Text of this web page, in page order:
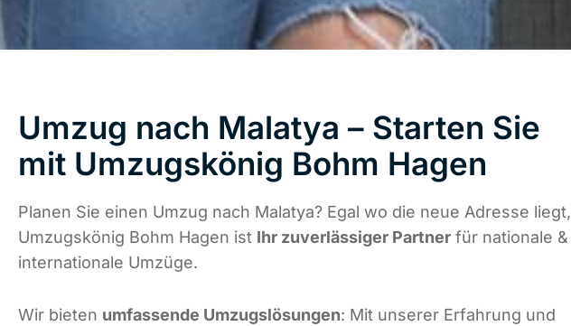
Umzug nach Malatya – Starten Sie
mit Umzugskönig Bohm Hagen
Planen Sie einen Umzug nach Malatya? Egal wo die neue Adresse liegt,
Umzugskönig Bohm Hagen ist Ihr zuverlässiger Partner für nationale &
internationale Umzüge.
Wir bieten umfassende Umzugslösungen: Mit unserer Erfahrung und